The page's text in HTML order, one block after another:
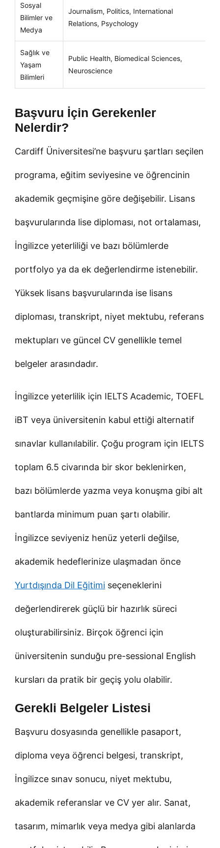
Sosyal
Bilimler ve
Medya
Journalism, Politics, International
Relations, Psychology
Sağlık ve
Yaşam
Bilimleri
Public Health, Biomedical Sciences,
Neuroscience
Başvuru İçin Gerekenler
Nelerdir?
Cardiff Üniversitesi’ne başvuru şartları seçilen
programa, eğitim seviyesine ve öğrencinin
akademik geçmişine göre değişebilir. Lisans
başvurularında lise diploması, not ortalaması,
İngilizce yeterliliği ve bazı bölümlerde
portfolyo ya da ek değerlendirme istenebilir.
Yüksek lisans başvurularında ise lisans
diploması, transkript, niyet mektubu, referans
mektupları ve güncel CV genellikle temel
belgeler arasındadır.
İngilizce yeterlilik için IELTS Academic, TOEFL
iBT veya üniversitenin kabul ettiği alternatif
sınavlar kullanılabilir. Çoğu program için IELTS
toplam 6.5 civarında bir skor beklenirken,
bazı bölümlerde yazma veya konuşma gibi alt
bantlarda minimum puan şartı olabilir.
İngilizce seviyeniz henüz yeterli değilse,
akademik hedeflerinize ulaşmadan önce
Yurtdışında Dil Eğitimi seçeneklerini
değerlendirerek güçlü bir hazırlık süreci
oluşturabilirsiniz. Birçok öğrenci için
üniversitenin sunduğu pre-sessional English
kursları da pratik bir geçiş yolu olabilir.
Gerekli Belgeler Listesi
Başvuru dosyasında genellikle pasaport,
diploma veya öğrenci belgesi, transkript,
İngilizce sınav sonucu, niyet mektubu,
akademik referanslar ve CV yer alır. Sanat,
tasarım, mimarlık veya medya gibi alanlarda